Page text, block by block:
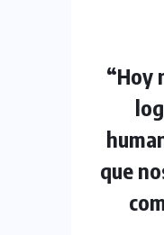
“Hoy
que